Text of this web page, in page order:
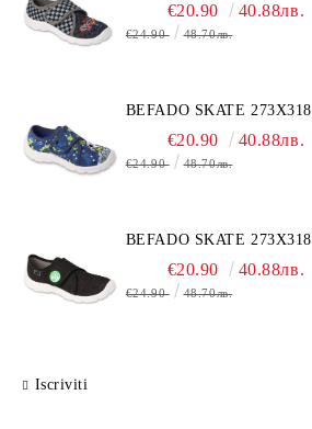
€20.90 40.88лв.
€24.90 48.70лв.
BEFADO SKATE 273X318
€20.90 40.88лв.
€24.90 48.70лв.
BEFADO SKATE 273X318
€20.90 40.88лв.
€24.90 48.70лв.
Iscriviti